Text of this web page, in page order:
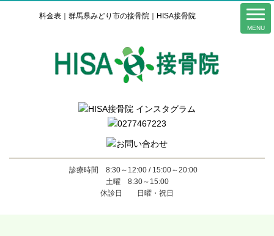
料金表｜群馬県みどり市の接骨院｜HISA接骨院
診療時間 8:30～12:00 / 15:00～20:00
土曜 8:30～15:00
休診日 日曜・祝日